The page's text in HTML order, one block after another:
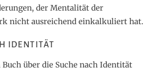
der Mentalität der
nicht ausreichend einkalkuliert hat.
IDENTITÄT
über die Suche nach Identität